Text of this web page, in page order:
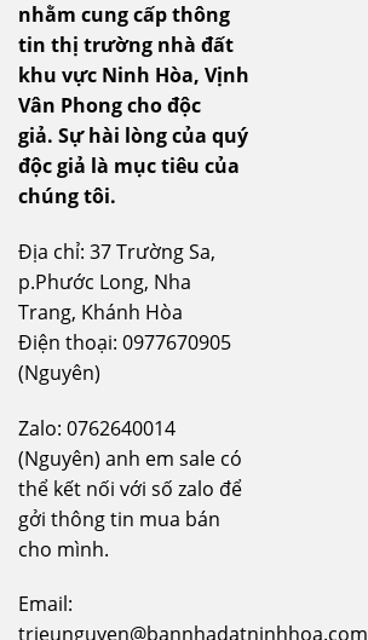
nhằm cung cấp thông
tin thị trường nhà đất
khu vực Ninh Hòa, Vịnh
Vân Phong cho độc
giả. Sự hài lòng của quý
độc giả là mục tiêu của
chúng tôi.
Địa chỉ: 37 Trường Sa,
p.Phước Long, Nha
Trang, Khánh Hòa
Điện thoại: 0977670905
(Nguyên)
Zalo: 0762640014
(Nguyên) anh em sale có
thể kết nối với số zalo để
gởi thông tin mua bán
cho mình.
Email:
trieunguyen@bannhadatninhhoa.com